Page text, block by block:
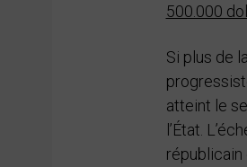
500.000
Si plus de
atteint le
l’État.
républicain